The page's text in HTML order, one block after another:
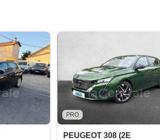
PRO
PEUGEOT 308 (2E